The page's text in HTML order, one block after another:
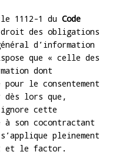
1112-1 du Code
des obligations
d’information
que « celle des
dont
le consentement
lors que,
cette
son cocontractant
pleinement
et le factor.